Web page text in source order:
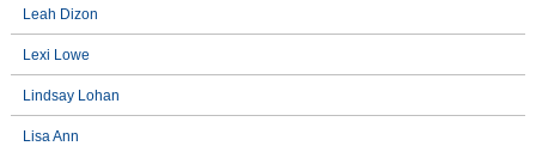
Leah Dizon
Lexi Lowe
Lindsay Lohan
Lisa Ann